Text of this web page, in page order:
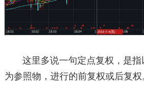
这里多说一句定点复权，是
为参照物，进行的前复权或后复权